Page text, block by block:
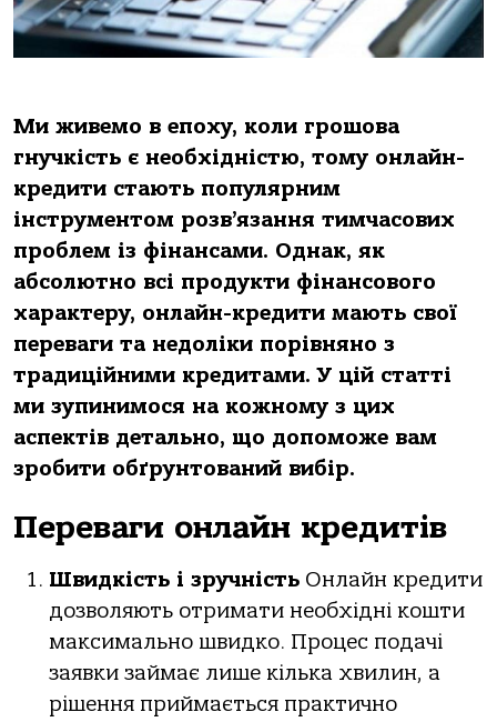
Ми живемо в епоху, коли грошова
гнучкість є необхідністю, тому онлайн-
кредити стають популярним
інструментом розв’язання тимчасових
проблем із фінансами. Однак, як
абсолютно всі продукти фінансового
характеру, онлайн-кредити мають свої
переваги та недоліки порівняно з
традиційними кредитами. У цій статті
ми зупинимося на кожному з цих
аспектів детально, що допоможе вам
зробити обґрунтований вибір.
Переваги онлайн кредитів
Швидкість і зручність Онлайн кредити
дозволяють отримати необхідні кошти
максимально швидко. Процес подачі
заявки займає лише кілька хвилин, а
рішення приймається практично